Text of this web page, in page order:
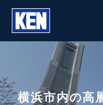
横浜市内の高